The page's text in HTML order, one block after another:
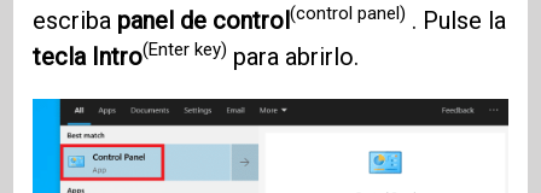
escriba panel de control(control panel) . Pulse la
tecla Intro(Enter key) para abrirlo.